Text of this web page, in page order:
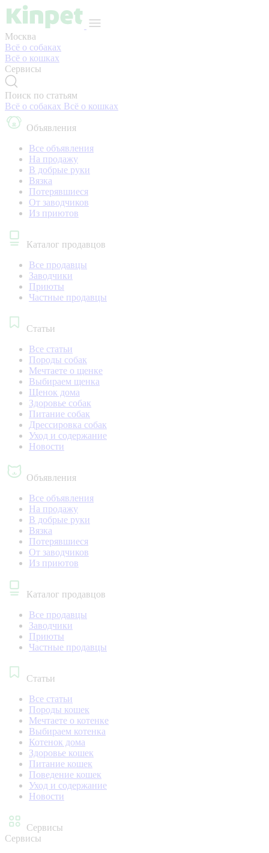
Москва
Всё о собаках
Всё о кошках
Сервисы
Поиск по статьям
Всё о собаках Всё о кошках
Объявления
Все объявления
На продажу
В добрые руки
Вязка
Потерявшиеся
От заводчиков
Из приютов
Каталог продавцов
Все продавцы
Заводчики
Приюты
Частные продавцы
Статьи
Все статьи
Породы собак
Мечтаете о щенке
Выбираем щенка
Щенок дома
Здоровье собак
Питание собак
Дрессировка собак
Уход и содержание
Новости
Объявления
Все объявления
На продажу
В добрые руки
Вязка
Потерявшиеся
От заводчиков
Из приютов
Каталог продавцов
Все продавцы
Заводчики
Приюты
Частные продавцы
Статьи
Все статьи
Породы кошек
Мечтаете о котенке
Выбираем котенка
Котенок дома
Здоровье кошек
Питание кошек
Поведение кошек
Уход и содержание
Новости
Сервисы
Сервисы